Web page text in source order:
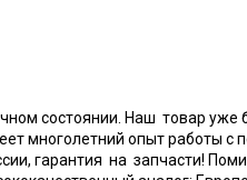
состоянии. Наш товар уже
многолетний опыт работы
гарантия на запчасти!